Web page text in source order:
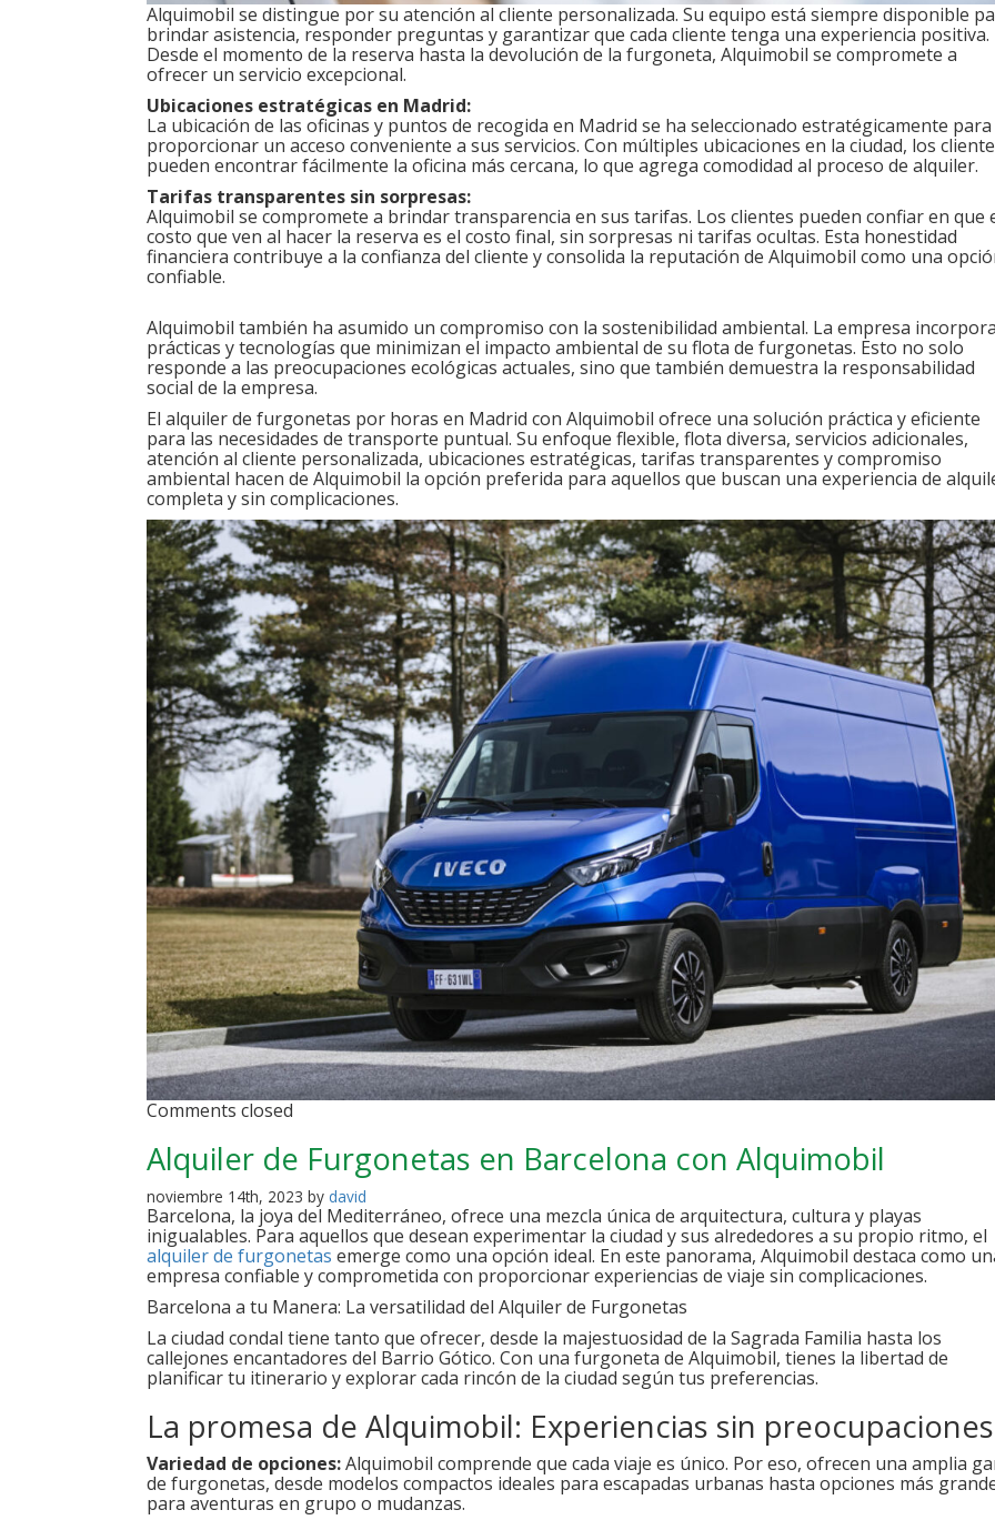
Alquimobil se distingue por su atención al cliente personalizada. Su equipo está siempre disponible
brindar asistencia, responder preguntas y garantizar que cada cliente tenga una experiencia positiva.
Desde el momento de la reserva hasta la devolución de la furgoneta, Alquimobil se compromete a
ofrecer un servicio excepcional.
Ubicaciones estratégicas en Madrid:
La ubicación de las oficinas y puntos de recogida en Madrid se ha seleccionado estratégicamente para
proporcionar un acceso conveniente a sus servicios. Con múltiples ubicaciones en la ciudad, los
pueden encontrar fácilmente la oficina más cercana, lo que agrega comodidad al proceso de alquiler.
Tarifas transparentes sin sorpresas:
Alquimobil se compromete a brindar transparencia en sus tarifas. Los clientes pueden confiar en que
costo que ven al hacer la reserva es el costo final, sin sorpresas ni tarifas ocultas. Esta honestidad
financiera contribuye a la confianza del cliente y consolida la reputación de Alquimobil como una
confiable.
Alquimobil también ha asumido un compromiso con la sostenibilidad ambiental. La empresa
prácticas y tecnologías que minimizan el impacto ambiental de su flota de furgonetas. Esto no solo
responde a las preocupaciones ecológicas actuales, sino que también demuestra la responsabilidad
social de la empresa.
El alquiler de furgonetas por horas en Madrid con Alquimobil ofrece una solución práctica y eficiente
para las necesidades de transporte puntual. Su enfoque flexible, flota diversa, servicios adicionales,
atención al cliente personalizada, ubicaciones estratégicas, tarifas transparentes y compromiso
ambiental hacen de Alquimobil la opción preferida para aquellos que buscan una experiencia de
completa y sin complicaciones.
Comments closed
Alquiler de Furgonetas en Barcelona con Alquimobil
noviembre 14th, 2023 by david
Barcelona, la joya del Mediterráneo, ofrece una mezcla única de arquitectura, cultura y playas
inigualables. Para aquellos que desean experimentar la ciudad y sus alrededores a su propio ritmo, el
alquiler de furgonetas emerge como una opción ideal. En este panorama, Alquimobil destaca como
empresa confiable y comprometida con proporcionar experiencias de viaje sin complicaciones.
Barcelona a tu Manera: La versatilidad del Alquiler de Furgonetas
La ciudad condal tiene tanto que ofrecer, desde la majestuosidad de la Sagrada Familia hasta los
callejones encantadores del Barrio Gótico. Con una furgoneta de Alquimobil, tienes la libertad de
planificar tu itinerario y explorar cada rincón de la ciudad según tus preferencias.
La promesa de Alquimobil: Experiencias sin preocupaciones
Variedad de opciones:Alquimobil comprende que cada viaje es único. Por eso, ofrecen una amplia
de furgonetas, desde modelos compactos ideales para escapadas urbanas hasta opciones más
para aventuras en grupo o mudanzas.